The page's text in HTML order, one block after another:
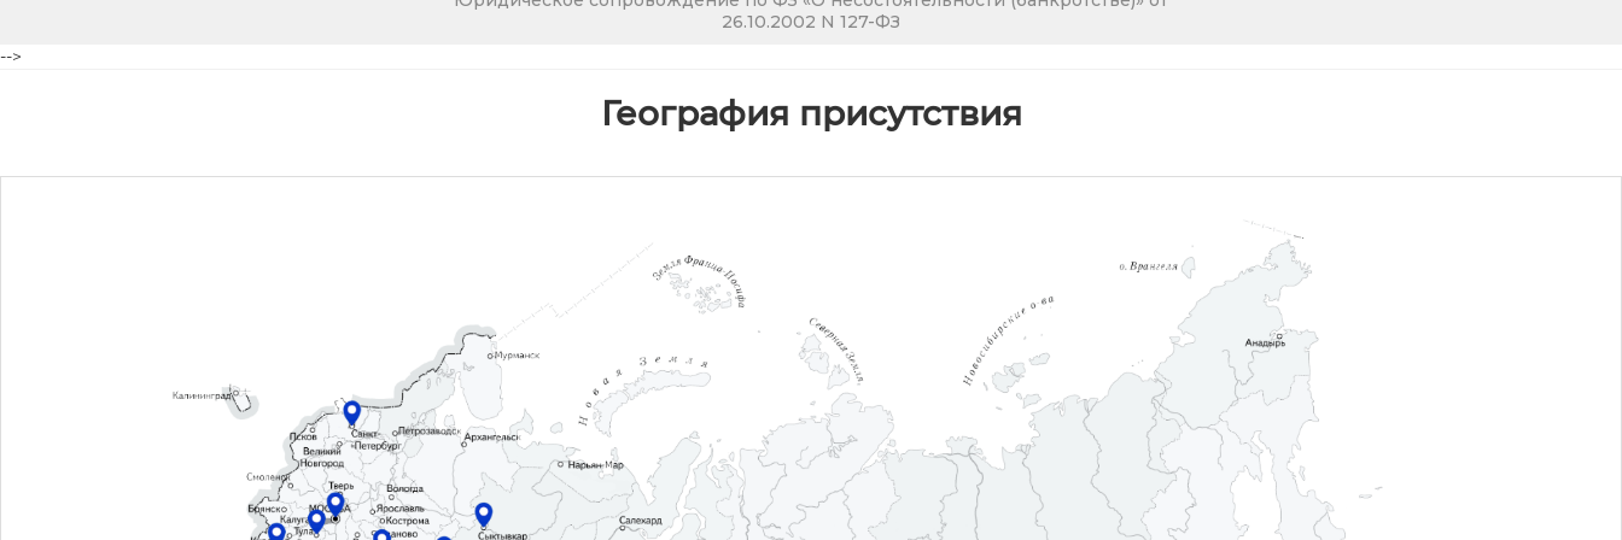
26.10.2002 N 127-ФЗ
-->
География присутствия